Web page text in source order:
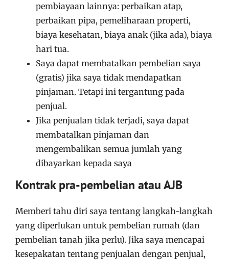
pembiayaan lainnya: perbaikan atap,
perbaikan pipa, pemeliharaan properti,
biaya kesehatan, biaya anak (jika ada), biaya
hari tua.
Saya dapat membatalkan pembelian saya
(gratis) jika saya tidak mendapatkan
pinjaman. Tetapi ini tergantung pada
penjual.
Jika penjualan tidak terjadi, saya dapat
membatalkan pinjaman dan
mengembalikan semua jumlah yang
dibayarkan kepada saya
Kontrak pra-pembelian atau AJB
Memberi tahu diri saya tentang langkah-langkah
yang diperlukan untuk pembelian rumah (dan
pembelian tanah jika perlu). Jika saya mencapai
kesepakatan tentang penjualan dengan penjual,